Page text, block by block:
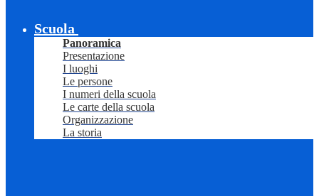
Scuola
Panoramica
Presentazione
I luoghi
Le persone
I numeri della scuola
Le carte della scuola
Organizzazione
La storia